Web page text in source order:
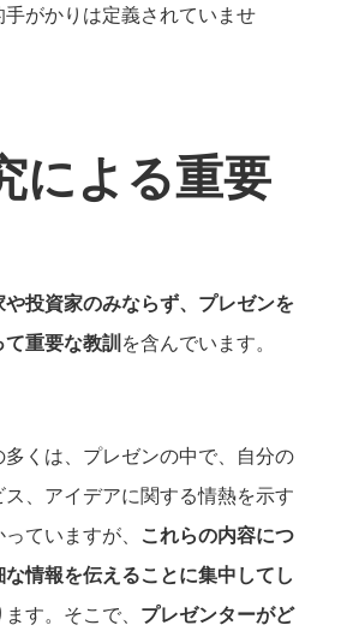
がかりは定義されていませ
による重要
や投資家のみならず、プレゼンを
重要な教訓を含んでいます。
くは、プレゼンの中で、自分の
、アイデアに関する情熱を示す
ていますが、 これらの内容につ
情報を伝えることに集中してし
す。そこで、 プレゼンターがど